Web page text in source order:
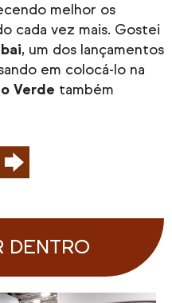
melhor os
cada vez mais. Gostei
, um dos lançamentos
em colocá-lo na
Verde também
DENTRO